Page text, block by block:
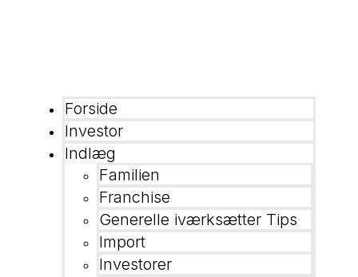
Forside
Investor
Indlæg
Familien
Franchise
Generelle iværksætter Tips
Import
Investorer